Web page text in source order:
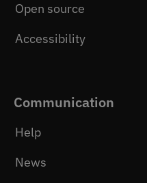
Open source
Accessibility
Communication
Help
News